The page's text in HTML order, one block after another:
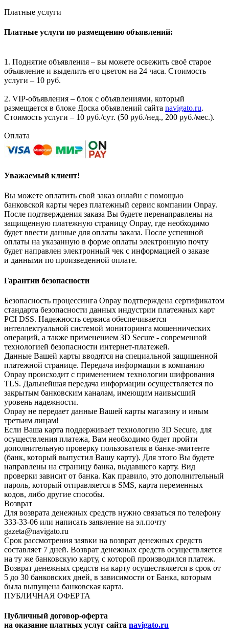
Платные услуги
Платные услуги по размещению объявлений:
1. Поднятие объявления – вы можете освежить своё старое
объявление и выделить его цветом на 24 часа. Стоимость
услуги – 10 руб.
2. VIP-объявления – блок с объявлениями, который
размещается в блоке Доска объявлений сайта navigato.ru.
Стоимость услуги – 10 руб./сут. (50 руб./нед., 200 руб./мес.).
Оплата
Уважаемый клиент!
Вы можете оплатить свой заказ онлайн с помощью
банковской карты через платежный сервис компании Onpay.
После подтверждения заказа Вы будете перенаправлены на
защищенную платежную страницу Onpay, где необходимо
будет ввести данные для оплаты заказа. После успешной
оплаты на указанную в форме оплаты электронную почту
будет направлен электронный чек с информацией о заказе
и данными по произведенной оплате.
Гарантии безопасности
Безопасность процессинга Onpay подтверждена сертификатом
стандарта безопасности данных индустрии платежных карт
PCI DSS. Надежность сервиса обеспечивается
интеллектуальной системой мониторинга мошеннических
операций, а также применением 3D Secure - современной
технологией безопасности интернет-платежей.
Данные Вашей карты вводятся на специальной защищенной
платежной странице. Передача информации в компанию
Onpay происходит с применением технологии шифрования
TLS. Дальнейшая передача информации осуществляется по
закрытым банковским каналам, имеющим наивысший
уровень надежности.
Onpay не передает данные Вашей карты магазину и иным
третьим лицам!
Если Ваша карта поддерживает технологию 3D Secure, для
осуществления платежа, Вам необходимо будет пройти
дополнительную проверку пользователя в банке-эмитенте
(банк, который выпустил Вашу карту). Для этого Вы будете
направлены на страницу банка, выдавшего карту. Вид
проверки зависит от банка. Как правило, это дополнительный
пароль, который отправляется в SMS, карта переменных
кодов, либо другие способы.
Возврат
Для возврата денежных средств нужно связаться по телефону
333-33-06 или написать заявление на эл.почту
gazeta@navigato.ru
Срок рассмотрения заявки на возврат денежных средств
составляет 7 дней. Возврат денежных средств осуществляется
на ту же банковскую карту, с которой производился платеж.
Возврат денежных средств на карту осуществляется в срок от
5 до 30 банковских дней, в зависимости от Банка, которым
была выпущена банковская карта.
ПУБЛИЧНАЯ ОФЕРТА
Публичный договор-оферта
на оказание платных услуг сайта navigato.ru